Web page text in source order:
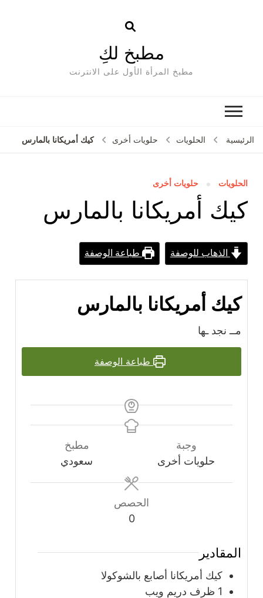
مطبخ لكِ
مطبخ المرأة الأول على الانترنت
الرئيسية الحلويات حلويات أخرى كيك أمريكانا بالمارس
الحلويات حلويات أخرى
كيك أمريكانا بالمارس
الذهاب للوصفة طباعة الوصفة
كيك أمريكانا بالمارس
مــ نجد ـها
طباعة الوصفة
وجبة
حلويات أخرى
مطبخ
سعودي
الحصص
0
المقادير
كيك أمريكانا أصابع بالشوكولا
1 ظرف دريم ويب